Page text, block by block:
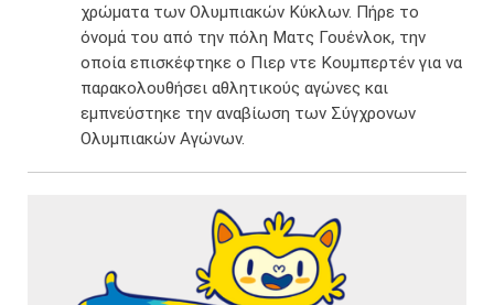
χρώματα των Ολυμπιακών Κύκλων. Πήρε το
όνομά του από την πόλη Ματς Γουένλοκ, την
οποία επισκέφτηκε ο Πιερ ντε Κουμπερτέν για να
παρακολουθήσει αθλητικούς αγώνες και
εμπνεύστηκε την αναβίωση των Σύγχρονων
Ολυμπιακών Αγώνων.​​​​